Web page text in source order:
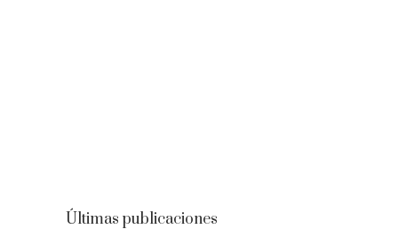
Últimas publicaciones